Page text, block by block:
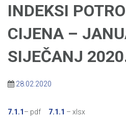
INDEKSI
CIJENA –
SIJEČANJ
28.02.2020
7.1.1– pdf 7.1.1 – xlsx